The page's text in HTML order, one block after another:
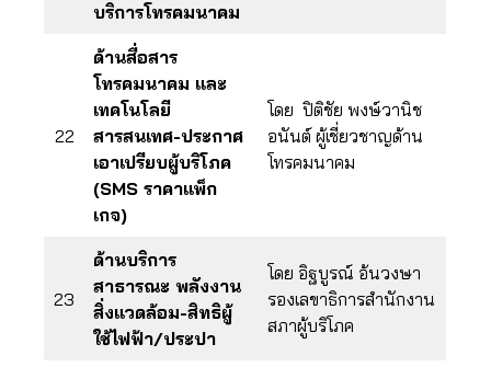
บริการโทรคมนาคม
22
ด้านสื่อสาร
โทรคมนาคม และ
เทคโนโลยี
สารสนเทศ-ประกาศ
เอาเปรียบผู้บริโภค
(SMS ราคาแพ็ก
เกจ)
โดย ปิติชัย พงษ์วานิช
อนันต์ ผู้เชี่ยวชาญด้าน
โทรคมนาคม
23
ด้านบริการ
สาธารณะ พลังงาน
สิ่งแวดล้อม-สิทธิผู้
ใช้ไฟฟ้า/ประปา
โดย อิฐบูรณ์ อ้นวงษา
รองเลขาธิการสำนักงาน
สภาผู้บริโภค